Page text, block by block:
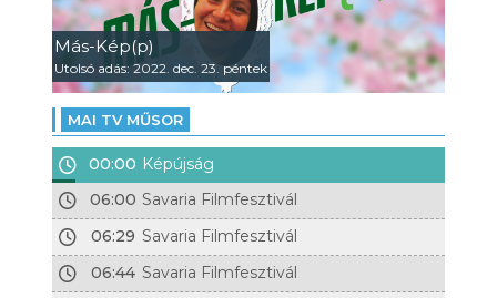
Más-Kép(p)
Utolsó adás: 2022. dec. 23. péntek
MAI TV MŰSOR
00:00 Képújság
06:00 Savaria Filmfesztivál
06:29 Savaria Filmfesztivál
06:44 Savaria Filmfesztivál